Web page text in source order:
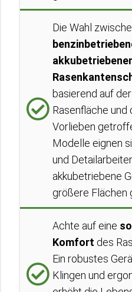
Die Wahl
basierend auf
Rasenfläche und
Vorlieben
Modelle eignen
und
akkubetriebene
größere Flächen
Achte auf eine
Komfort des
Ein robustes
Klingen und